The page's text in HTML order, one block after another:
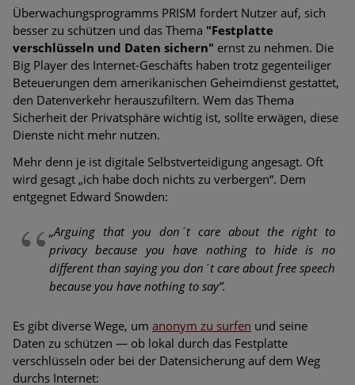
Überwachungsprogramms PRISM fordert Nutzer auf, sich
besser zu schützen und das Thema "Festplatte
verschlüsseln und Daten sichern" ernst zu nehmen. Die
Big Player des Internet-Geschäfts haben trotz gegenteiliger
Beteuerungen dem amerikanischen Geheimdienst gestattet,
den Datenverkehr herauszufiltern. Wem das Thema
Sicherheit der Privatsphäre wichtig ist, sollte erwägen, diese
Dienste nicht mehr nutzen.
Mehr denn je ist digitale Selbstverteidigung angesagt. Oft
wird gesagt „ich habe doch nichts zu verbergen“. Dem
entgegnet Edward Snowden:
„Arguing that you don´t care about the right to
privacy because you have nothing to hide is no
different than saying you don´t care about free speech
because you have nothing to say”.
Es gibt diverse Wege, um anonym zu surfen und seine
Daten zu schützen — ob lokal durch das Festplatte
verschlüsseln oder bei der Datensicherung auf dem Weg
durchs Internet: